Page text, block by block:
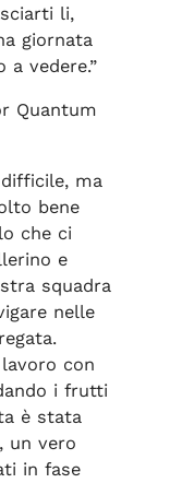
li,
giornata
vedere.”
Quantum
ma
bene
che ci
e
squadra
nelle
con
i frutti
è stata
un vero
in fase